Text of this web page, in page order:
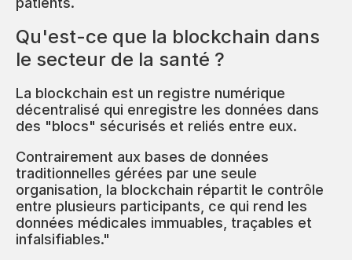
Qu'est-ce que la blockchain dans
le secteur de la santé ?
La blockchain est un registre numérique
décentralisé qui enregistre les données dans
des "blocs" sécurisés et reliés entre eux.
Contrairement aux bases de données
traditionnelles gérées par une seule
organisation, la blockchain répartit le contrôle
entre plusieurs participants, ce qui rend les
données médicales immuables, traçables et
infalsifiables."